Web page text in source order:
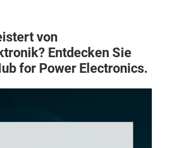
von
Entdecken Sie
for Power Electronics.